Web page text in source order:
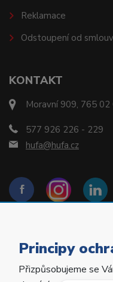
KONTAKT
Moravní 909, 765
577 926 226 - 229
hufa@hufa.cz
Reklamace
Odstoupení od
Copyright © 2022
Principy
Přizpůsobujeme se